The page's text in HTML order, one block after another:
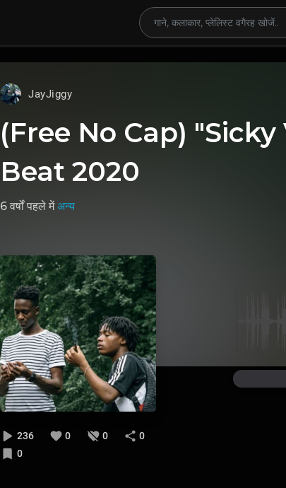
JayJiggy
(Free No Cap)
Beat 2020
6 वर्षों पहले मेंअन्य
236 0 0
0
0